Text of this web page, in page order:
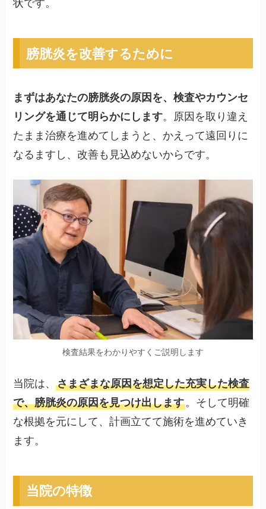
状です。
膀胱炎を改善するために
まずはあなたの膀胱炎の原因を、検査やカウンセ
リングを通じて明らかにします。原因を取り違え
たまま治療を進めてしまうと、かえって遠回りに
なるますし、改善も見込めないからです。
検査結果をわかりやすくご説明します
当院は、さまざまな原因を想定した充実した検査
で、膀胱炎の原因を見つけ出します。そして明確
な根拠を元にして、計画立てて施術を進めていき
ます。
当院の特徴